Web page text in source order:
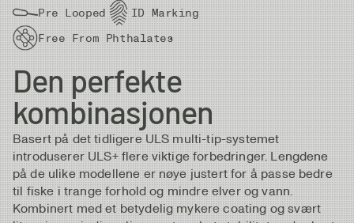
Pre Looped
ID Marking
Free From Phthalates
Den perfekte
kombinasjonen
Basert på det tidligere ULS multi-tip-systemet
introduserer ULS+ flere viktige forbedringer. Lengdene
på de ulike modellene er nøye justert for å passe bedre
til fiske i trange forhold og mindre elver og vann.
Kombinert med et betydelig mykere coating og svært